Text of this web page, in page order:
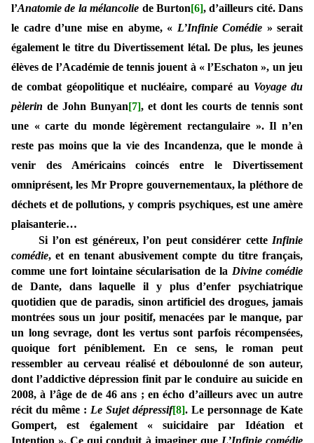
l’Anatomie de la mélancolie de Burton[6], d’ailleurs cité. Dans
le cadre d’une mise en abyme, « L’Infinie Comédie » serait
également le titre du Divertissement létal. De plus, les jeunes
élèves de l’Académie de tennis jouent à « l’Eschaton », un jeu
de combat géopolitique et nucléaire, comparé au Voyage du
pèlerin de John Bunyan[7], et dont les courts de tennis sont
une « carte du monde légèrement rectangulaire ». Il n’en
reste pas moins que la vie des Incandenza, que le monde à
venir des Américains coincés entre le Divertissement
omniprésent, les Mr Propre gouvernementaux, la pléthore de
déchets et de pollutions, y compris psychiques, est une amère
plaisanterie…
Si l’on est généreux, l’on peut considérer cette Infinie
comédie, et en tenant abusivement compte du titre français,
comme une fort lointaine sécularisation de la Divine comédie
de Dante, dans laquelle il y plus d’enfer psychiatrique
quotidien que de paradis, sinon artificiel des drogues, jamais
montrées sous un jour positif, menacées par le manque, par
un long sevrage, dont les vertus sont parfois récompensées,
quoique fort péniblement. En ce sens, le roman peut
ressembler au cerveau réalisé et déboulonné de son auteur,
dont l’addictive dépression finit par le conduire au suicide en
2008, à l’âge de de 46 ans ; en écho d’ailleurs avec un autre
récit du même : Le Sujet dépressif[8]. Le personnage de Kate
Gompert, est également « suicidaire par Idéation et